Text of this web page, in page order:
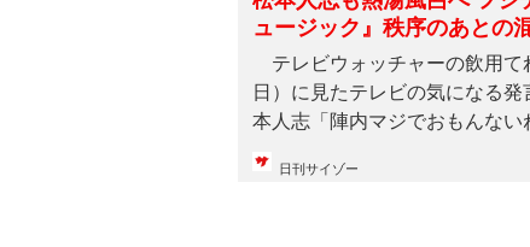
ュージック』秩序のあとの
テレビウォッチャーの飲用て
日）に見たテレビの気になる
日刊サイゾー